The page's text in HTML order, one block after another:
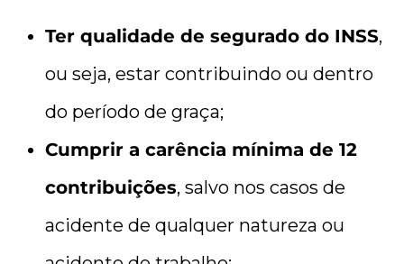
Ter qualidade de segurado do INSS,
ou seja, estar contribuindo ou dentro
do período de graça;
Cumprir a carência mínima de 12
contribuições, salvo nos casos de
acidente de qualquer natureza ou